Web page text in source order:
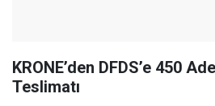
KRONE’den DFDS’e 450 Adetlik Treyler
Teslimatı